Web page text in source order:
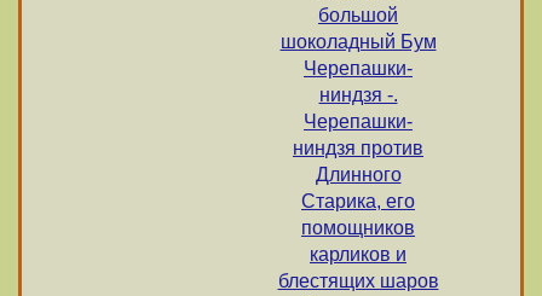
большой
шоколадный Бум
Черепашки-
ниндзя -.
Черепашки-
ниндзя против
Длинного
Старика, его
помощников
карликов и
блестящих шаров